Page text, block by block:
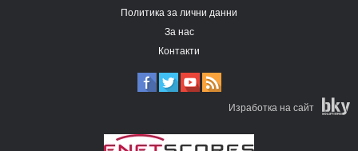
Политика за лични данни
За нас
Контакти
Изработка на сайт